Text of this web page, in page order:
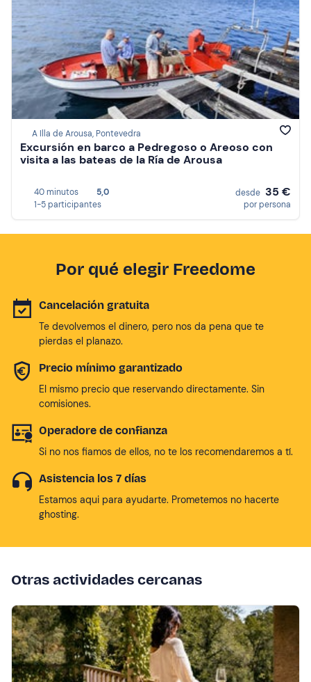
A Illa de Arousa, Pontevedra
Excursión en barco a Pedregoso o Areoso con
visita a las bateas de la Ría de Arousa
40 minutos
5,0
1-5 participantes
desde 35 €
por persona
Por qué elegir Freedome
Cancelación gratuita
Te devolvemos el dinero, pero nos da pena que te
pierdas el planazo.
Precio mínimo garantizado
El mismo precio que reservando directamente. Sin
comisiones.
Operadore de confianza
Si no nos fiamos de ellos, no te los recomendaremos a tí.
Asistencia los 7 días
Estamos aqui para ayudarte. Prometemos no hacerte
ghosting.
Otras actividades cercanas